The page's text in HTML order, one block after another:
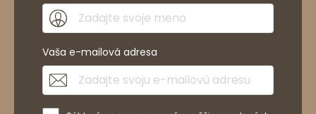
Vaša e-mailová adresa